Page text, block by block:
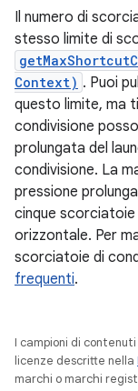
Il numero di
stesso limite di
Context) . Puoi
questo limite, ma
condivisione
prolungata del
condivisione. La
pressione
cinque
orizzontale. Per
scorciatoie di
frequenti.
I campioni di
licenze descritte nella
marchi o marchi